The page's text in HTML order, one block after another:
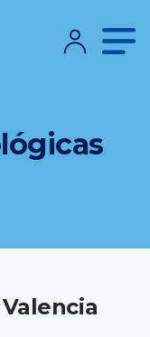
Valencia